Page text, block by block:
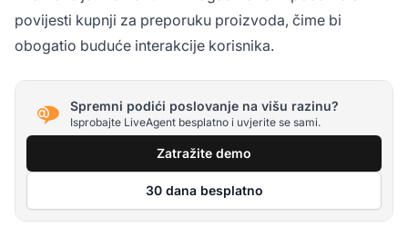
povijesti kupnji za preporuku proizvoda, čime bi
obogatio buduće interakcije korisnika.
Spremni podići poslovanje na višu razinu?
Isprobajte LiveAgent besplatno i uvjerite se sami.
Zatražite demo
30 dana besplatno